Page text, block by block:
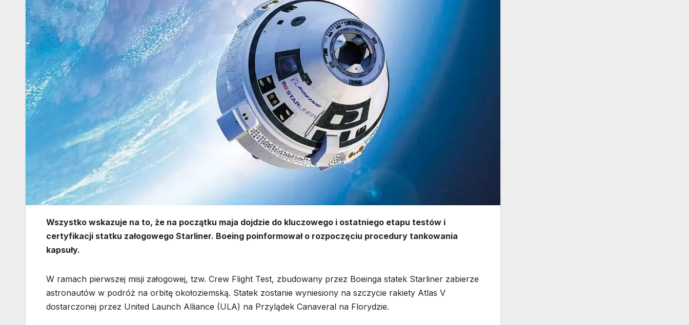
Wszystko wskazuje na to, że na początku maja dojdzie do kluczowego i ostatniego etapu testów i
certyfikacji statku załogowego Starliner. Boeing poinformował o rozpoczęciu procedury tankowania
kapsuły.
W ramach pierwszej misji załogowej, tzw. Crew Flight Test, zbudowany przez Boeinga statek Starliner zabierze
astronautów w podróż na orbitę okołoziemską. Statek zostanie wyniesiony na szczycie rakiety Atlas V
dostarczonej przez United Launch Alliance (ULA) na Przylądek Canaveral na Florydzie.